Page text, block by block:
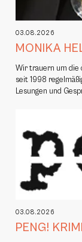
03.08.2026
MONIKA
Wir trauern um die
seit 1998
Lesungen und
03.08.2026
PENG!